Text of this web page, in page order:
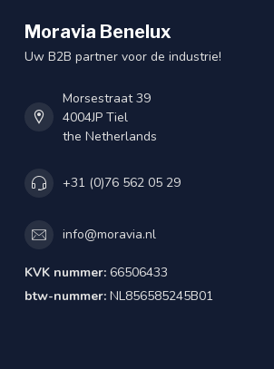
Moravia Benelux
Uw B2B partner voor de industrie!
Morsestraat 39
4004JP Tiel
the Netherlands
+31 (0)76 562 05 29
info@moravia.nl
KVK nummer: 66506433
btw-nummer: NL856585245B01